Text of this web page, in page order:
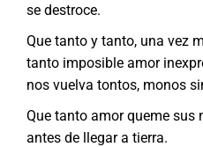
se destroce.
Que tanto y tanto, una vez
tanto imposible amor
nos vuelva tontos, monos
Que tanto amor queme sus
antes de llegar a tierra.